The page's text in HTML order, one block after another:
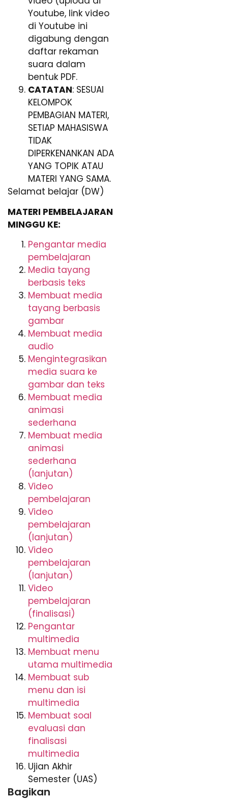
Youtube, link video
di Youtube ini
digabung dengan
daftar rekaman
suara dalam
bentuk PDF.
CATATAN: SESUAI
KELOMPOK
PEMBAGIAN MATERI,
SETIAP MAHASISWA
TIDAK
DIPERKENANKAN ADA
YANG TOPIK ATAU
MATERI YANG SAMA.
Selamat belajar (DW)
MATERI PEMBELAJARAN
MINGGU KE:
Pengantar media
pembelajaran
Media tayang
berbasis teks
Membuat media
tayang berbasis
gambar
Membuat media
audio
Mengintegrasikan
media suara ke
gambar dan teks
Membuat media
animasi
sederhana
Membuat media
animasi
sederhana
(lanjutan)
Video
pembelajaran
Video
pembelajaran
(lanjutan)
Video
pembelajaran
(lanjutan)
Video
pembelajaran
(finalisasi)
Pengantar
multimedia
Membuat menu
utama multimedia
Membuat sub
menu dan isi
multimedia
Membuat soal
evaluasi dan
finalisasi
multimedia
Ujian Akhir
Semester (UAS)
Bagikan